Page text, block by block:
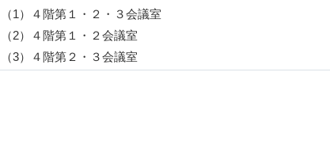
（1）４階第１・２・３会議室
（2）４階第１・２会議室
（3）４階第２・３会議室